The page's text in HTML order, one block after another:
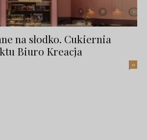
na słodko. Cukiernia
Biuro Kreacja
0